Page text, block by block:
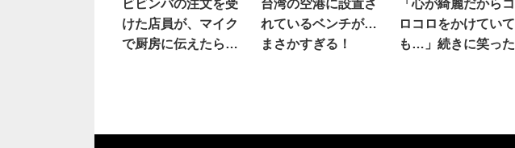
ビビンバの注文を受
けた店員が、マイク
で厨房に伝えたら…
台湾の空港に設置さ
れているベンチが…
まさかすぎる！
「心が綺麗だからコ
ロコロをかけていて
も…」続きに笑った